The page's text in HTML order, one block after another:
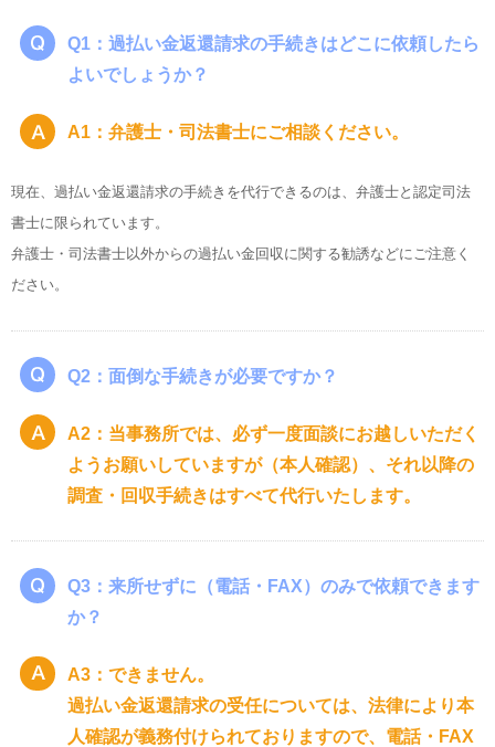
Q1：過払い金返還請求の手続きはどこに依頼したら
よいでしょうか？
A1：弁護士・司法書士にご相談ください。
現在、過払い金返還請求の手続きを代行できるのは、弁護士と認定司法
書士に限られています。
弁護士・司法書士以外からの過払い金回収に関する勧誘などにご注意く
ださい。
Q2：面倒な手続きが必要ですか？
A2：当事務所では、必ず一度面談にお越しいただく
ようお願いしていますが（本人確認）、それ以降の
調査・回収手続きはすべて代行いたします。
Q3：来所せずに（電話・FAX）のみで依頼できます
か？
A3：できません。
過払い金返還請求の受任については、法律により本
人確認が義務付けられておりますので、電話・FAX